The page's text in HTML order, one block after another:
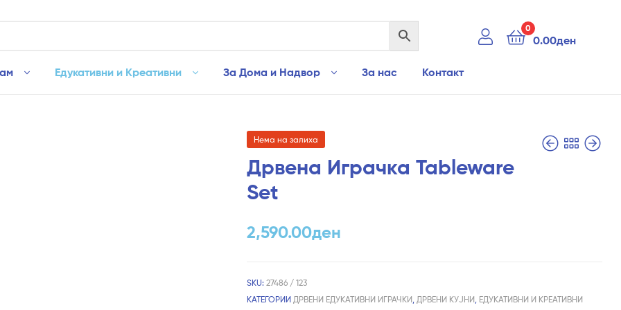
0
0.00ден
Едукативни и Креативни За Дома и Надвор За нас Контакт
Нема на залиха
Дрвена Играчка Tableware
Set
2,590.00ден
SKU:27486 / 123
КАТЕГОРИИ ДРВЕНИ ЕДУКАТИВНИ ИГРАЧКИ ДРВЕНИ КУЈНИ ЕДУКАТИВНИ И КРЕАТИВНИ